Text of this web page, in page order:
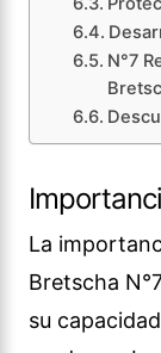
N°7
La
Bretscha
su